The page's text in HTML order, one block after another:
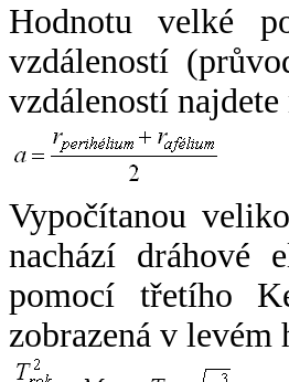
Hodnotu velké
vzdáleností
vzdáleností
Vypočítanou
nachází dráhové
pomocí třetího
zobrazená v